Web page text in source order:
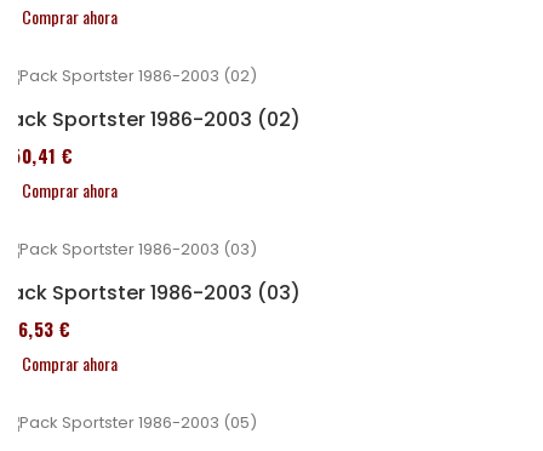
Comprar ahora
Pack Sportster 1986-2003 (02)
450,41 €
Comprar ahora
Pack Sportster 1986-2003 (03)
516,53 €
Comprar ahora